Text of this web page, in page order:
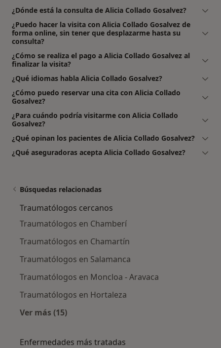
¿Dónde está la consulta de Alicia Collado Gosalvez?
¿Puedo hacer la visita con Alicia Collado Gosalvez de
forma online, sin tener que desplazarme hasta su
consulta?
¿Cómo se realiza el pago a Alicia Collado Gosalvez al
finalizar la visita?
¿Qué idiomas habla Alicia Collado Gosalvez?
¿Cómo puedo reservar una cita con Alicia Collado
Gosalvez?
¿Para cuándo podría visitarme con Alicia Collado
Gosalvez?
¿Qué opinan los pacientes de Alicia Collado Gosalvez?
¿Qué aseguradoras acepta Alicia Collado Gosalvez?
Búsquedas relacionadas
Traumatólogos cercanos
Traumatólogos en Chamberí
Traumatólogos en Chamartín
Traumatólogos en Salamanca
Traumatólogos en Moncloa - Aravaca
Traumatólogos en Hortaleza
Ver más (15)
Enfermedades más tratadas